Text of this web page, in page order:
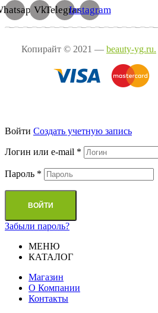
VkTelegramInstagram
Копирайт © 2021 — beauty-yg.ru.
Войти Cоздать учетную запись
Логин или e-mail *
Пароль *
ВОЙТИ
Забыли пароль?
МЕНЮ
КАТАЛОГ
Магазин
О Компании
Контакты